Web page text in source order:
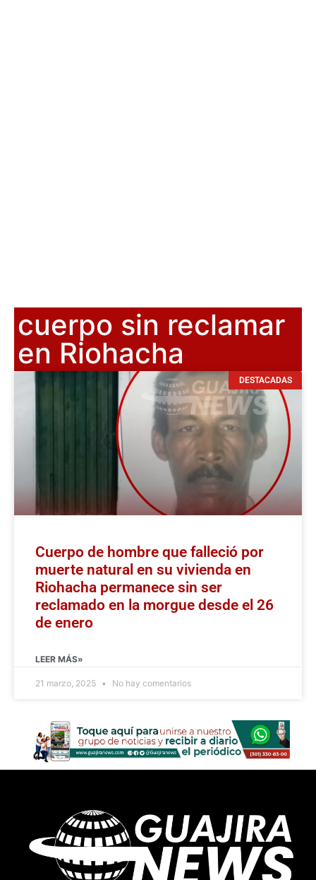
cuerpo sin reclamar
en Riohacha
DESTACADAS
Cuerpo de hombre que falleció por
muerte natural en su vivienda en
Riohacha permanece sin ser
reclamado en la morgue desde el 26
de enero
LEER MÁS»
21 marzo, 2025 No hay comentarios